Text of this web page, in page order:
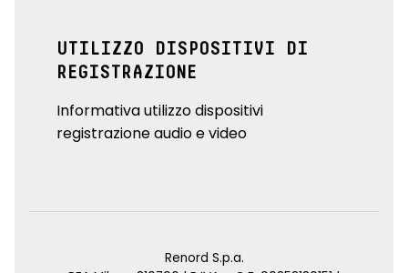
UTILIZZO DISPOSITIVI DI
REGISTRAZIONE
Informativa utilizzo dispositivi
registrazione audio e video
Renord S.p.a.